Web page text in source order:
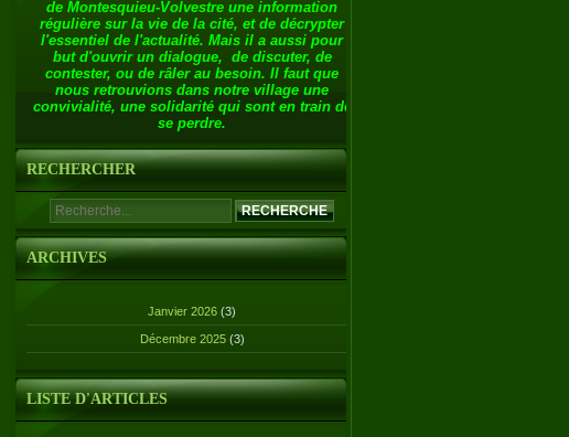
de Montesquieu-Volvestre une information
régulière sur la vie de la cité, et de décrypter
l'essentiel de l'actualité. Mais il a aussi pour
but d'ouvrir un dialogue, de discuter, de
contester, ou de râler au besoin. Il faut que
nous retrouvions dans notre village une
convivialité, une solidarité qui sont en train de
se perdre.
RECHERCHER
ARCHIVES
Janvier 2026 (3)
Décembre 2025 (3)
LISTE D'ARTICLES